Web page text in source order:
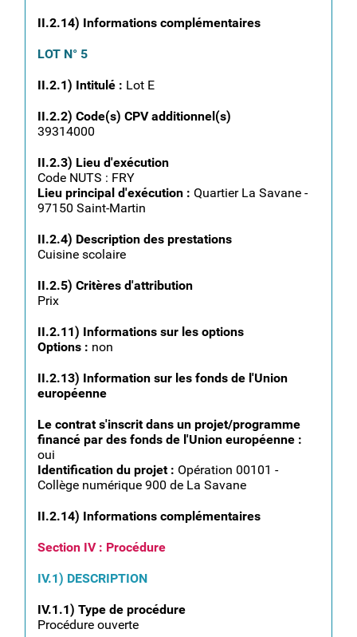
II.2.14) Informations complémentaires
LOT N° 5
II.2.1) Intitulé : Lot E
II.2.2) Code(s) CPV additionnel(s)
39314000
II.2.3) Lieu d'exécution
Code NUTS : FRY
Lieu principal d'exécution : Quartier La Savane -
97150 Saint-Martin
II.2.4) Description des prestations
Cuisine scolaire
II.2.5) Critères d'attribution
Prix
II.2.11) Informations sur les options
Options : non
II.2.13) Information sur les fonds de l'Union
européenne
Le contrat s'inscrit dans un projet/programme
financé par des fonds de l'Union européenne :
oui
Identification du projet : Opération 00101 -
Collège numérique 900 de La Savane
II.2.14) Informations complémentaires
Section IV : Procédure
IV.1) DESCRIPTION
IV.1.1) Type de procédure
Procédure ouverte